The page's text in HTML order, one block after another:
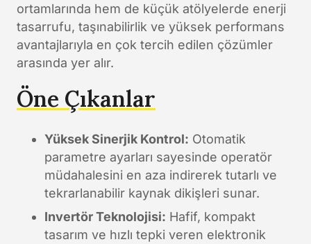
ortamlarında hem de küçük atölyelerde enerji
tasarrufu, taşınabilirlik ve yüksek performans
avantajlarıyla en çok tercih edilen çözümler
arasında yer alır.
Öne Çıkanlar
Yüksek Sinerjik Kontrol: Otomatik
parametre ayarları sayesinde operatör
müdahalesini en aza indirerek tutarlı ve
tekrarlanabilir kaynak dikişleri sunar.
Invertör Teknolojisi: Hafif, kompakt
tasarım ve hızlı tepki veren elektronik